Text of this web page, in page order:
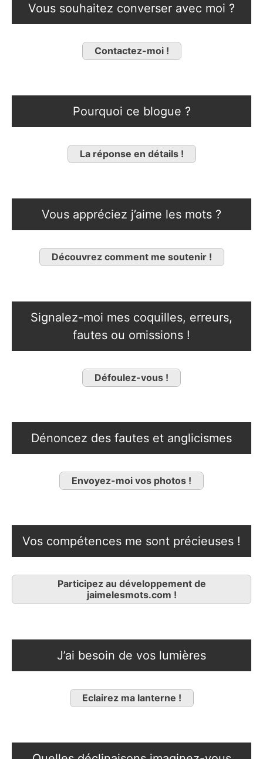
Vous souhaitez converser avec moi ?
Contactez-moi !
Pourquoi ce blogue ?
La réponse en détails !
Vous appréciez j’aime les mots ?
Découvrez comment me soutenir !
Signalez-moi mes coquilles, erreurs,
fautes ou omissions !
Défoulez-vous !
Dénoncez des fautes et anglicismes
Envoyez-moi vos photos !
Vos compétences me sont précieuses !
Participez au développement de
jaimelesmots.com !
J’ai besoin de vos lumières
Eclairez ma lanterne !